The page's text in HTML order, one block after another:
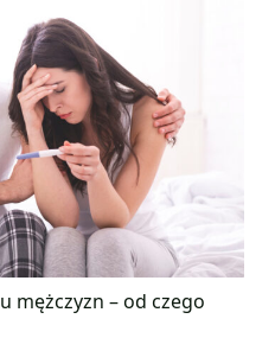
mężczyzn – od czego